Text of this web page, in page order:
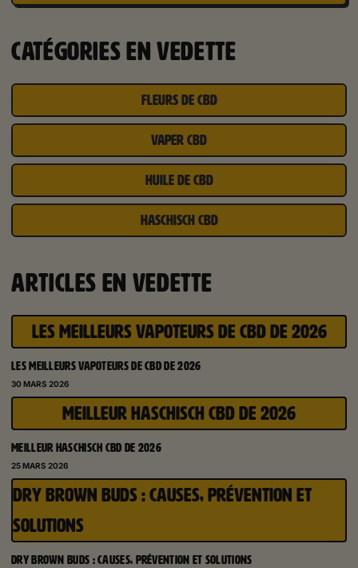
CATÉGORIES EN VEDETTE
FLEURS DE CBD
VAPER CBD
HUILE DE CBD
HASCHISCH CBD
ARTICLES EN VEDETTE
LES MEILLEURS VAPOTEURS DE CBD DE 2026
LES MEILLEURS VAPOTEURS DE CBD DE 2026
30 MARS 2026
MEILLEUR HASCHISCH CBD DE 2026
MEILLEUR HASCHISCH CBD DE 2026
25 MARS 2026
DRY BROWN BUDS : CAUSES, PRÉVENTION ET
SOLUTIONS
DRY BROWN BUDS : CAUSES, PRÉVENTION ET SOLUTIONS